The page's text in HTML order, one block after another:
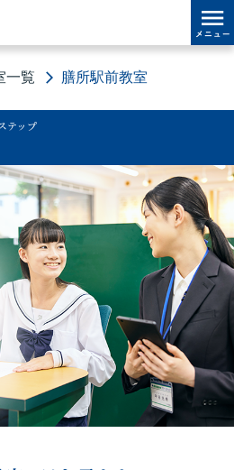
一覧 膳所駅前教室
テップ